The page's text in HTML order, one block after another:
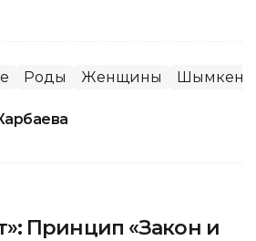
Роды Женщины Шымкент
Принцип «Закон и